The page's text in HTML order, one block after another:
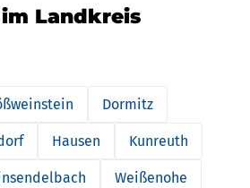
Landkreis
Dormitz
Hausen Kunreuth
Weißenohe